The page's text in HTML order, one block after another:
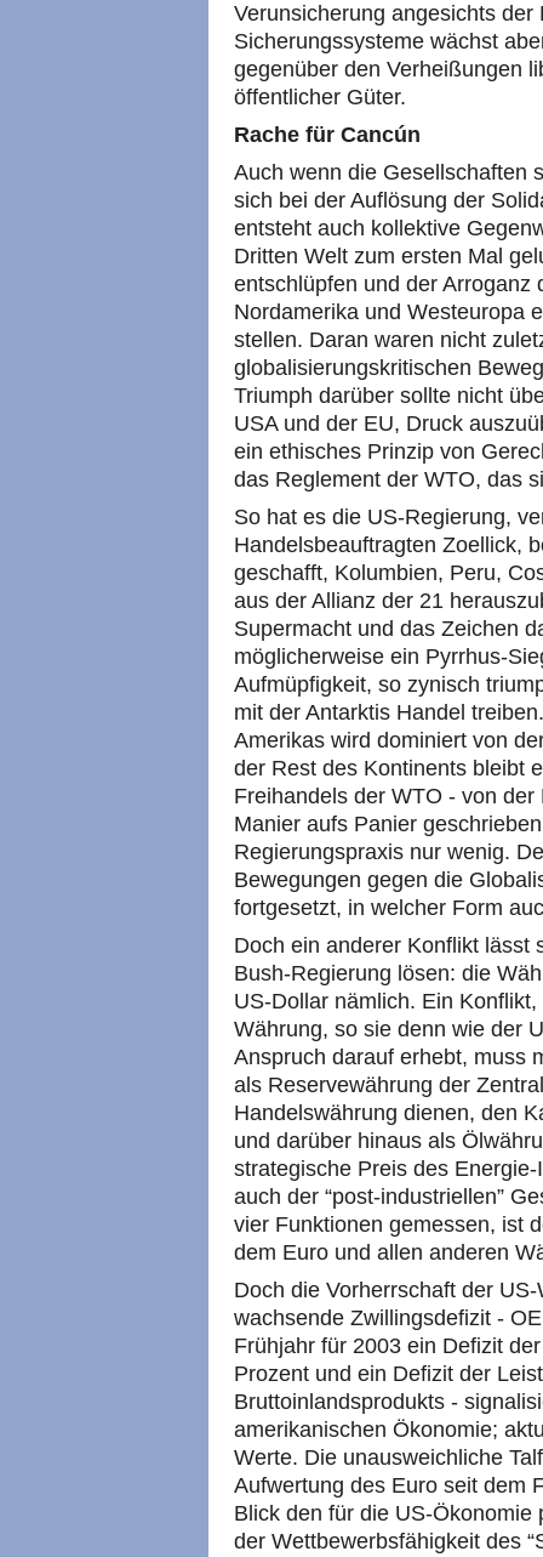
Verunsicherung angesichts der
Sicherungssysteme wächst
gegenüber den Verheißungen
öffentlicher Güter.
Rache für Cancún
Auch wenn die Gesellschaften
sich bei der Auflösung der
entsteht auch kollektive
Dritten Welt zum ersten Mal
entschlüpfen und der Arroganz
Nordamerika und Westeuropa
stellen. Daran waren nicht
globalisierungskritischen
Triumph darüber sollte nicht
USA und der EU, Druck
ein ethisches Prinzip von
das Reglement der WTO, das
So hat es die US-Regierung,
Handelsbeauftragten Zoellick,
geschafft, Kolumbien, Peru,
aus der Allianz der 21
Supermacht und das Zeichen
möglicherweise ein Pyrrhus-
Aufmüpfigkeit, so zynisch
mit der Antarktis Handel
Amerikas wird dominiert von
der Rest des Kontinents bleibt
Freihandels der WTO - von der
Manier aufs Panier
Regierungspraxis nur wenig.
Bewegungen gegen die
fortgesetzt, in welcher Form
Doch ein anderer Konflikt lässt
Bush-Regierung lösen: die
US-Dollar nämlich. Ein
Währung, so sie denn wie der
Anspruch darauf erhebt, muss
als Reservewährung der
Handelswährung dienen, den
und darüber hinaus als
strategische Preis des
auch der “post-industriellen”
vier Funktionen gemessen, ist
dem Euro und allen anderen
Doch die Vorherrschaft der
wachsende Zwillingsdefizit -
Frühjahr für 2003 ein Defizit
Prozent und ein Defizit der
Bruttoinlandsprodukts -
amerikanischen Ökonomie;
Werte. Die unausweichliche
Aufwertung des Euro seit dem
Blick den für die US-
der Wettbewerbsfähigkeit des